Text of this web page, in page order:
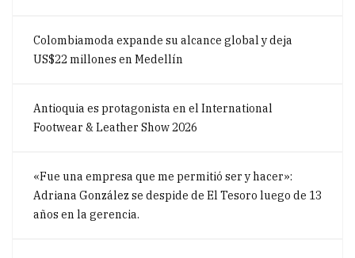
Colombiamoda expande su alcance global y deja
US$22 millones en Medellín
Antioquia es protagonista en el International
Footwear & Leather Show 2026
«Fue una empresa que me permitió ser y hacer»:
Adriana González se despide de El Tesoro luego de 13
años en la gerencia.